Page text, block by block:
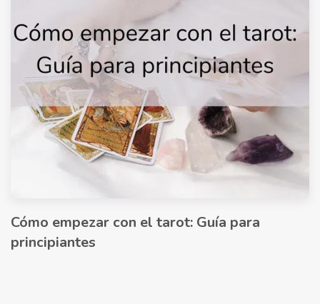
Cómo empezar con el tarot: Guía para
principiantes